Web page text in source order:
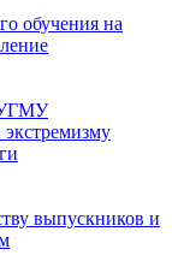
обучения на
выпускников и